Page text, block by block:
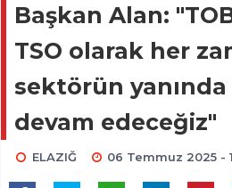
Başkan Alan:
TSO olarak her
sektörün yanında
devam edeceğiz"
ELAZIĞ 06 Temmuz 2025 -